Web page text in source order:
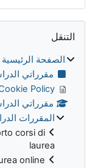
الكتل
التنقل
الصفحة الرئيسية
مقرراتي
Policy
مقرراتي
المقررات
corsi di
laurea
online